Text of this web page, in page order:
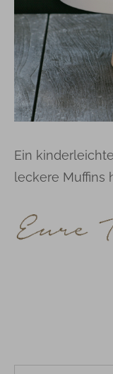
Ein
leckere Muffins